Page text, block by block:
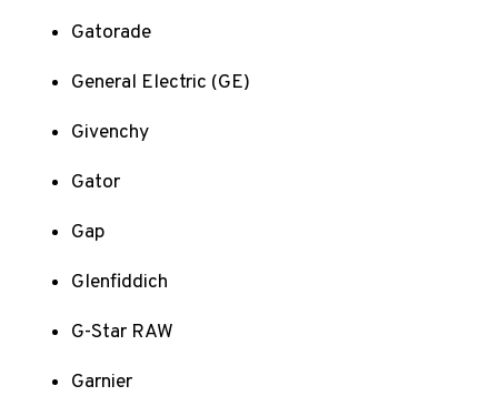
Gatorade
General Electric (GE)
Givenchy
Gator
Gap
Glenfiddich
G-Star RAW
Garnier